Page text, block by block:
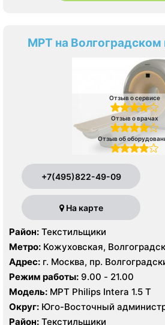
МРТ на Волгоградском
Отзыв о сервисе
Отзыв о врачах
Отзыв об
+7(495)822-49-09
На карте
Район: Текстильщики
Метро: Кожуховская,
Текстильщики
Адрес: г. Москва, пр.
Режим работы: 9.00 - 21.00
Модель: МРТ Philips Intera 1.5 T
Округ: Юго-Восточный
Район: Текстильщики